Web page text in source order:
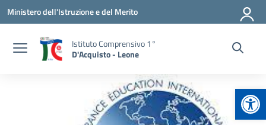
Vai ai contenuti
Vai al menu di navigazione
Vai al footer
Ministero dell'Istruzione e del Merito
Istituto Comprensivo 1°
D'Acquisto - Leone